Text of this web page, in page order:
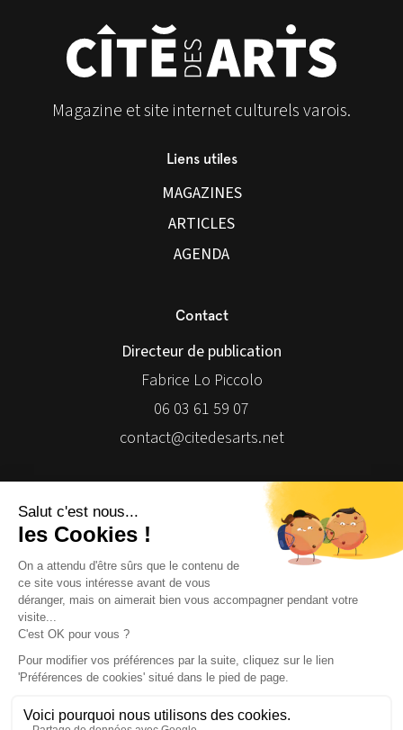
Magazine et site internet culturels varois.
Liens utiles
MAGAZINES
ARTICLES
AGENDA
Contact
Directeur de publication
Fabrice Lo Piccolo
06 03 61 59 07
contact@citedesarts.net